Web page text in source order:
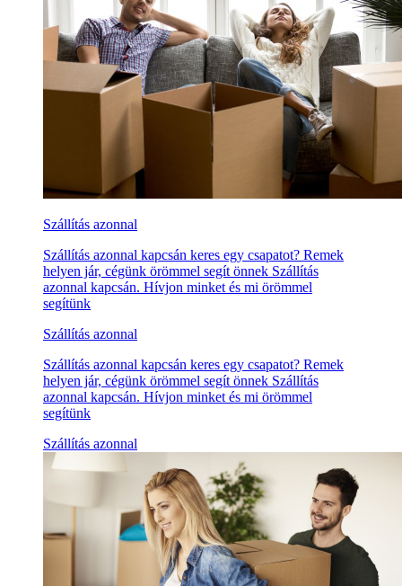
Szállítás azonnal
Szállítás azonnal kapcsán keres egy csapatot? Remek
helyen jár, cégünk örömmel segít önnek Szállítás
azonnal kapcsán. Hívjon minket és mi örömmel
segítünk
Szállítás azonnal
Szállítás azonnal kapcsán keres egy csapatot? Remek
helyen jár, cégünk örömmel segít önnek Szállítás
azonnal kapcsán. Hívjon minket és mi örömmel
segítünk
Szállítás azonnal